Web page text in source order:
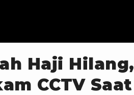
Haji
CCTV